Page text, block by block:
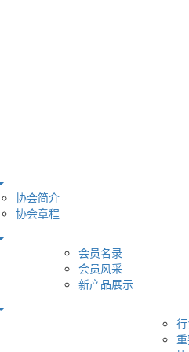
协会简介
协会章程
会员名录
会员风采
新产品展示